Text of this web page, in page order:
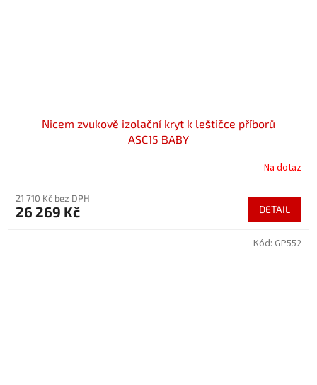
Nicem zvukově izolační kryt k leštičce příborů
ASC15 BABY
Na dotaz
21 710 Kč bez DPH
26 269 Kč DETAIL
Kód: GP552